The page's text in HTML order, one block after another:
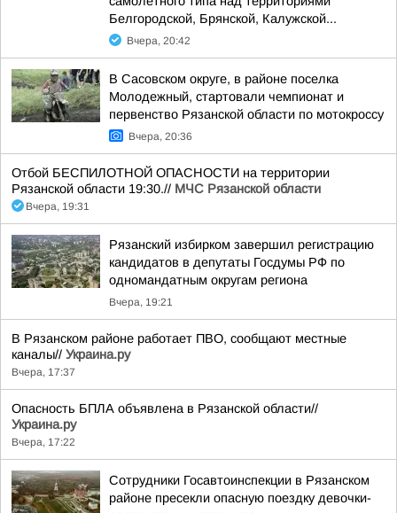
Белгородской, Брянской, Калужской...
Вчера, 20:42
В Сасовском округе, в районе поселка
Молодежный, стартовали чемпионат и
первенство Рязанской области по мотокроссу
Вчера, 20:36
Отбой БЕСПИЛОТНОЙ ОПАСНОСТИ на территории
Рязанской области 19:30.// МЧС Рязанской области
Вчера, 19:31
Рязанский избирком завершил регистрацию
кандидатов в депутаты Госдумы РФ по
одномандатным округам региона
Вчера, 19:21
В Рязанском районе работает ПВО, сообщают местные
каналы// Украина.ру
Вчера, 17:37
Опасность БПЛА объявлена в Рязанской области//
Украина.ру
Вчера, 17:22
Сотрудники Госавтоинспекции в Рязанском
районе пресекли опасную поездку девочки-